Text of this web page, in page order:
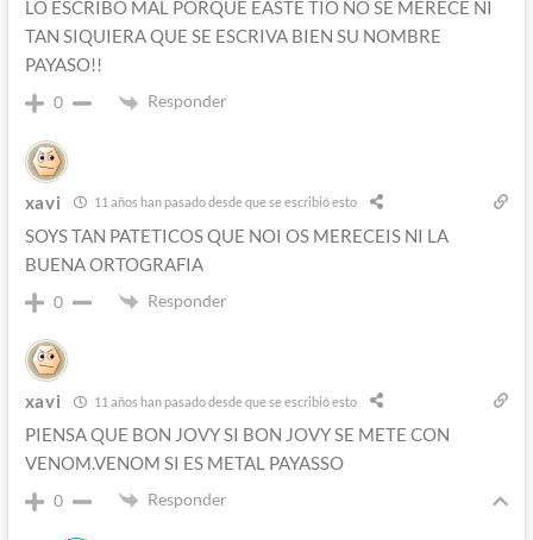
LO ESCRIBO MAL PORQUE EASTE TIO NO SE MERECE NI
TAN SIQUIERA QUE SE ESCRIVA BIEN SU NOMBRE
PAYASO!!
0 Responder
xavi 11 años han pasado desde que se escribió esto
SOYS TAN PATETICOS QUE NOI OS MERECEIS NI LA
BUENA ORTOGRAFIA
0 Responder
xavi 11 años han pasado desde que se escribió esto
PIENSA QUE BON JOVY SI BON JOVY SE METE CON
VENOM.VENOM SI ES METAL PAYASSO
0 Responder